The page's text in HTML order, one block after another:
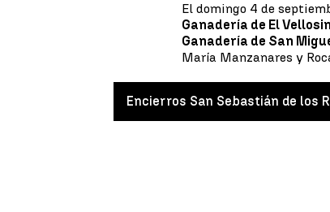
El domingo 4 de
Ganadería de El
Ganadería de San
María Manzanares y
Encierros San Sebastián de los